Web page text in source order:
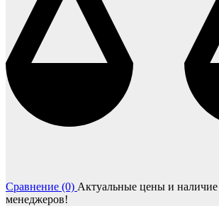
Сравнение (0) Актуальные цены и наличие
менеджеров!